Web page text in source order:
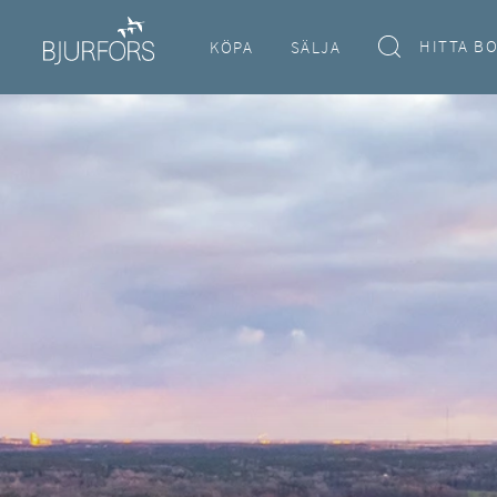
KÖPA SÄLJA HITTA